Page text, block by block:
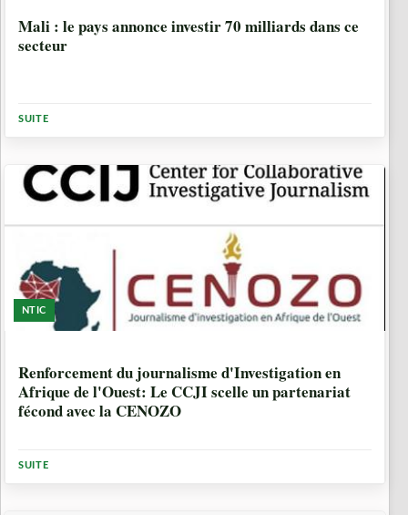
Mali : le pays annonce investir 70 milliards dans ce
secteur
SUITE
NTIC
Renforcement du journalisme d'Investigation en
Afrique de l'Ouest: Le CCJI scelle un partenariat
fécond avec la CENOZO
SUITE